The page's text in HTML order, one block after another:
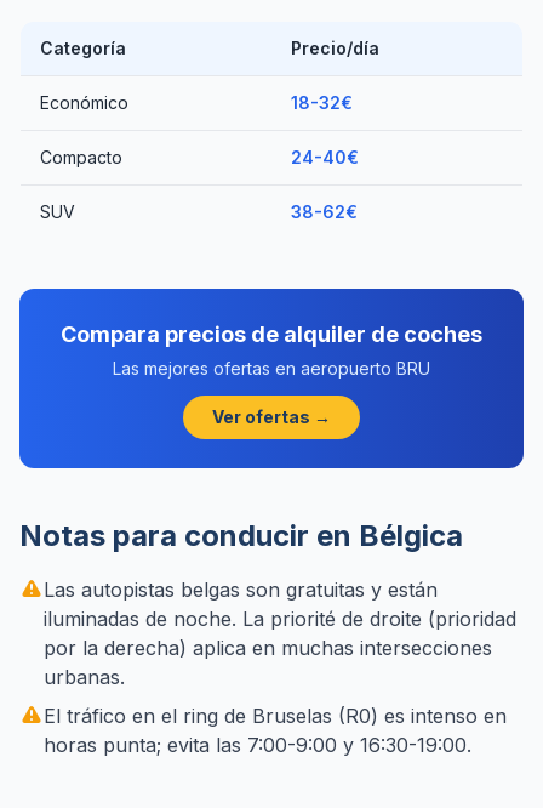
Categoría Precio/día
Económico 18-32€
Compacto 24-40€
SUV 38-62€
Compara precios de alquiler de coches
Las mejores ofertas en aeropuerto BRU
Ver ofertas →
Notas para conducir en Bélgica
Las autopistas belgas son gratuitas y están
iluminadas de noche. La priorité de droite (prioridad
por la derecha) aplica en muchas intersecciones
urbanas.
El tráfico en el ring de Bruselas (R0) es intenso en
horas punta; evita las 7:00-9:00 y 16:30-19:00.